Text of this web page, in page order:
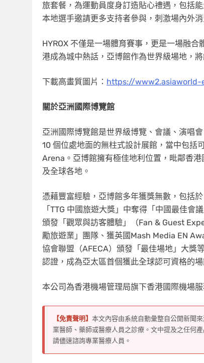
旅套餐，為運動員度身訂造貼心禮遇，包括
本地選手邀請更多支持者參與，刺激場內外
HYROX 不僅是一場體育賽事，更是一場融
港成為城中熱話，亞博館作為世界級場地，
下載高畫質圖片： https://www2.asiaworld-
關於亞洲國際博覽館
亞洲國際博覽館是世界級博覽、會議、演唱
10 個位處地面的無柱式設計展館，當中包括
Arena。亞博館擁有極佳地利位置，毗鄰香
及全球各地。
憑藉豐富經驗，亞博館多年獲獎無數，包括
「TTG 中國旅遊大獎」中奪得「中國最佳
頒發「觀眾與訪客體驗」（Fan & Guest
勵旅遊業」團隊、獲英國Mash Media EN
協會聯盟（AFECA）頒發「最佳場地」大獎
認證，成為亞太區首個獲此全球認可資格的場
本公司為香港機場管理局旗下香港國際機場
【免責聲明】 本文內容由系統自動彙整自公開新聞
業醫師、藥師或醫療人員之診療。文中提及之任何
請儘速諮詢專業醫療人員。